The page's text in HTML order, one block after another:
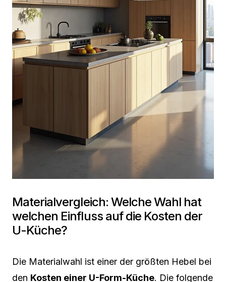
Materialvergleich: Welche Wahl hat
welchen Einfluss auf die Kosten der
U-Küche?
Die Materialwahl ist einer der größten Hebel bei
den Kosten einer U-Form-Küche. Die folgende